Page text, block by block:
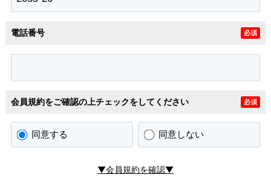
電話番号 必須
会員規約をご確認の上チェックをしてください 必須
同意する 同意しない
▼会員規約を確認▼